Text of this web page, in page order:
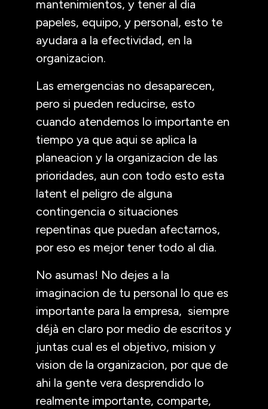
mantenimientos, y tener al dia
papeles, equipo, y personal, esto te
ayudara a la efectividad, en la
organizacion.
Las emergencias no desaparecen,
pero si pueden reducirse, esto
cuando atendemos lo importante en
tiempo ya que aqui se aplica la
planeacion y la organizacion de las
prioridades, aun con todo esto esta
latent el peligro de alguna
contingencia o situaciones
repentinas que puedan afectarnos,
por eso es mejor tener todo al dia.
No asumas! No dejes a la
imaginacion de tu personal lo que es
importante para la empresa, siempre
déjà en claro por medio de escritos y
juntas cual es el objetivo, mision y
vision de la organizacion, por que de
ahi la gente vera desprendido lo
realmente importante, comparte,